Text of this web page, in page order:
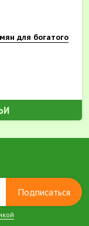
для богатого
Подписаться